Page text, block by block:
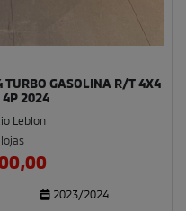
TURBO GASOLINA R/T 4X4
4P 2024
Leblon
2023/2024